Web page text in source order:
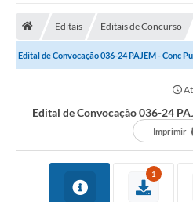
Ouvidoria
Editais
Editais Editais de Concurso
Edital de Convocação 036-24 PAJEM - Conc
Edital de Convocação 036-24
Imprimir
1